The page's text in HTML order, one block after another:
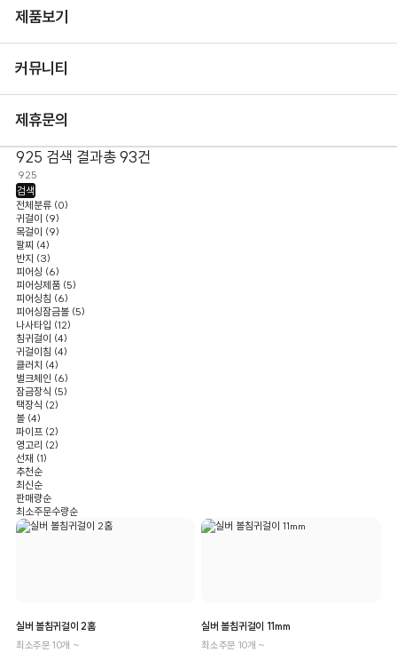
제품보기
커뮤니티
제휴문의
925 검색 결과총 93건
검색
전체분류 (0)
귀걸이 (9)
목걸이 (9)
팔찌 (4)
반지 (3)
피어싱 (6)
피어싱제품 (5)
피어싱침 (6)
피어싱잠금볼 (5)
나사타입 (12)
침귀걸이 (4)
귀걸이침 (4)
클러치 (4)
벌크체인 (6)
잠금장식 (5)
택장식 (2)
볼 (4)
파이프 (2)
영고리 (2)
선재 (1)
추천순
최신순
판매량순
최소주문수량순
실버 볼침귀걸이 2홈
최소주문 10개 ~
실버 볼침귀걸이 11mm
최소주문 10개 ~